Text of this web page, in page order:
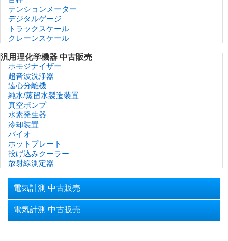
テンションメーター
デジタルゲージ
トラックスケール
クレーンスケール
汎用理化学機器 中古販売
ホモジナイザー
超音波洗浄器
遠心分離機
純水/蒸留水製造装置
真空ポンプ
水素発生器
冷却装置
バイオ
ホットプレート
投げ込みクーラー
放射線測定器
電気計測 中古販売
電気計測 中古販売